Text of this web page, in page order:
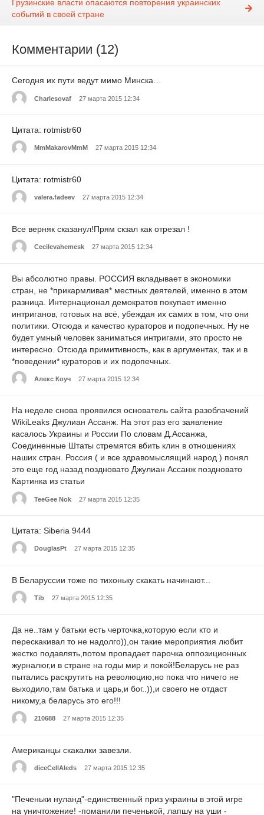
Грузинские власти опасаются повторения украинских
событий в своей стране
Комментарии (12)
Сегодня их пути ведут мимо Минска…
Charlesovaf 27 марта 2015 12:34
Цитата: rotmistr60
MmMakarovMmM 27 марта 2015 12:34
Цитата: rotmistr60
valera.fadeev 27 марта 2015 12:34
Все верняк сказанул!Прям скзал как отрезал !
Cecilevahemesk 27 марта 2015 12:34
Вы абсолютно правы. РОССИЯ вкладывает в экономики
стран, не *прикармливая* местных деятелей, именно в этом
разница. Интернационал демократов покупает именно
интриганов, готовых на всё, убеждая их самих в том, что они
политики. Отсюда и качество кураторов и подопечных. Ну не
будет умный человек заниматься интригами, это просто не
интересно. Отсюда примитивность, как в аргументах, так и в
*поведении* кураторов и их подопечных.
Алекс Коуч 27 марта 2015 12:34
На неделе снова проявился основатель сайта разоблачений
WikiLeaks Джулиан Ассанж. На этот раз его заявление
касалось Украины и России По словам Д.Ассанжа,
Соединенные Штаты стремятся вбить клин в отношениях
наших стран. Россия ( и все здравомыслящий народ ) понял
это еще год назад поздновато Джулиан Ассанж поздновато
Картинка из статьи
TeeGee Nok 27 марта 2015 12:35
Цитата: Siberia 9444
DouglasPt 27 марта 2015 12:35
В Беларуссии тоже по тихоньку скакать начинают...
Tib 27 марта 2015 12:35
Да не..там у батьки есть черточка,которую если кто и
перескакивал то не надолго)),он такие мероприятия любит
жестко подавлять,потом пропадает парочка оппозиционных
журналюг,и в стране на годы мир и покой!Беларусь не раз
пытались раскрутить на революцию,но пока что ничего не
выходило,там батька и царь,и бог..)),и своего не отдаст
никому,а беларусь это его!!!
210688 27 марта 2015 12:35
Американцы скакалки завезли.
diceCellAleds 27 марта 2015 12:35
"Печеньки нуланд"-единственный приз украины в этой игре
на уничтожение! -поманили печенькой, лапшу на уши -